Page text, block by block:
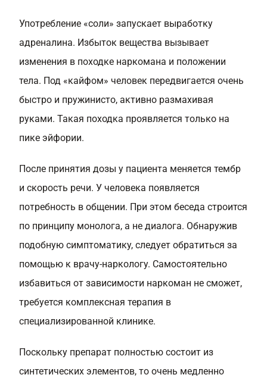
Употребление «соли» запускает выработку
адреналина. Избыток вещества вызывает
изменения в походке наркомана и положении
тела. Под «кайфом» человек передвигается очень
быстро и пружинисто, активно размахивая
руками. Такая походка проявляется только на
пике эйфории.
После принятия дозы у пациента меняется тембр
и скорость речи. У человека появляется
потребность в общении. При этом беседа строится
по принципу монолога, а не диалога. Обнаружив
подобную симптоматику, следует обратиться за
помощью к врачу-наркологу. Самостоятельно
избавиться от зависимости наркоман не сможет,
требуется комплексная терапия в
специализированной клинике.
Поскольку препарат полностью состоит из
синтетических элементов, то очень медленно